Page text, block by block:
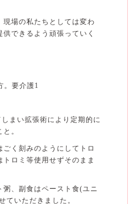
現場の私たちとしては変わ
できるよう頑張っていく
。要介護1
まい拡張術により定期的に
。
く刻みのようにしてトロ
ロミ等使用せずそのまま
、副食はペースト食(ユニ
ていただきました。